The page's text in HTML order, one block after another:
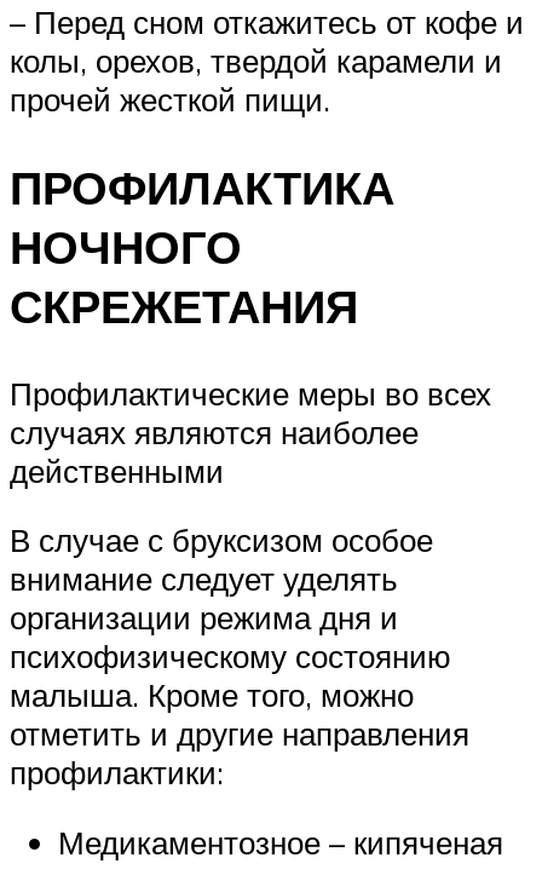
– Перед сном откажитесь от кофе и
колы, орехов, твердой карамели и
прочей жесткой пищи.
ПРОФИЛАКТИКА
НОЧНОГО
СКРЕЖЕТАНИЯ
Профилактические меры во всех
случаях являются наиболее
действенными
В случае с бруксизом особое
внимание следует уделять
организации режима дня и
психофизическому состоянию
малыша. Кроме того, можно
отметить и другие направления
профилактики:
Медикаментозное – кипяченая